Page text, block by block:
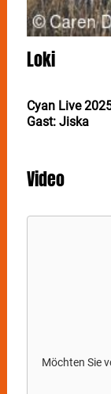
Loki
Cyan Live
Gast: Jiska
Wenn LOKI
Wunden
als kleiner
Debütalbum
Am 26.
Video
Möchten Sie